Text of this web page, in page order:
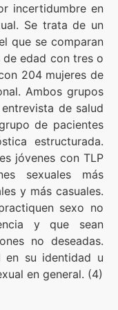
incertidumbre en
Se trata de un
que se comparan
edad con tres o
204 mujeres de
Ambos grupos
de salud
de pacientes
estructurada.
jóvenes con TLP
sexuales más
y más casuales.
sexo no
y que sean
no deseadas.
en su identidad u
en general. (4)